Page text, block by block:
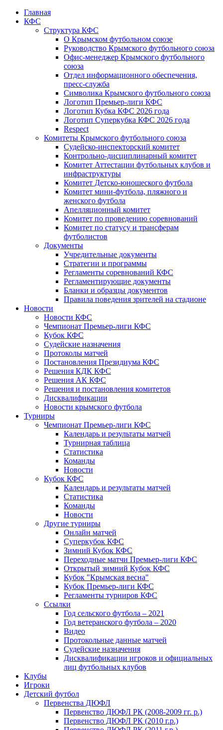
Главная
КФС
Структура КФС
О Крымском футбольном союзе
Руководство Крымского футбольного союза
Офис-менеджер Крымского футбольного
союза
Отдел информационного обеспечения,
пресс-служба
Символика Крымского футбольного союза
Логотип Премьер-лиги КФС
Логотип Кубка КФС 2026 года
Логотип Суперкубка КФС 2026 года
Respect
Комитеты Крымского футбольного союза
Судейско-инспекторский комитет
Контрольно-дисциплинарный комитет
Комитет Аттестации футбольных клубов и
инфраструктуры
Комитет Детско-юношеского футбола
Комитет мини-футбола, пляжного и
женского футбола
Апелляционный комитет
Комитет по проведению соревнований
Комитет по статусу и трансферам
футболистов
Документы
Учредительные документы
Стратегии и программы
Регламенты соревнований КФС
Регламентирующие документы
Бланки и образцы документов
Правила поведения зрителей на стадионе
Новости
Новости КФС
Чемпионат Премьер-лиги КФС
Кубок КФС
Судейские назначения
Протоколы матчей
Постановления Президиума КФС
Решения КДК КФС
Решения АК КФС
Решения и постановления комитетов
Дисквалификации
Новости крымского футбола
Турниры
Чемпионат Премьер-лиги КФС
Календарь и результаты матчей
Турнирная таблица
Статистика
Команды
Новости
Кубок КФС
Календарь и результаты матчей
Статистика
Команды
Новости
Другие турниры
Онлайн матчей
Суперкубок КФС
Зимний Кубок КФС
Переходные матчи Премьер-лиги КФС
Открытый зимний Кубок КФС
Кубок "Крымская весна"
Кубок Премьер-лиги КФС
Регламенты турниров КФС
Ссылки
Год сельского футбола – 2021
Год ветеранского футбола – 2020
Видео
Протокольные данные матчей
Судейские назначения
Дисквалификации игроков и официальных
лиц футбольных клубов
Клубы
Игроки
Детский футбол
Первенства ДЮФЛ
Первенство ДЮФЛ РК (2008-2009 гг. р.)
Первенство ДЮФЛ РК (2010 г.р.)